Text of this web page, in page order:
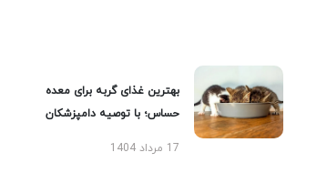
بهترین غذای گربه برای معده
حساس؛ با توصیه دامپزشکان
17 مرداد 1404